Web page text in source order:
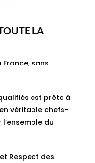
LA
sans
est prête à
véritable chefs-
du
Respect des